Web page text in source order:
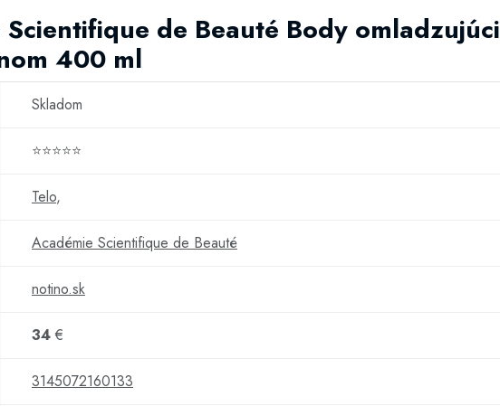
de Beauté Body omladzujúci
400 ml
Skladom
⭐⭐⭐⭐⭐
Telo,
Académie Scientifique de Beauté
notino.sk
34 €
3145072160133